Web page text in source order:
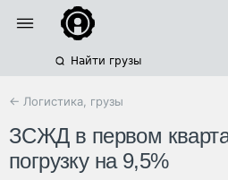
Найти грузы
← Логистика, грузы
ЗСЖД в первом
погрузку на 9,5%